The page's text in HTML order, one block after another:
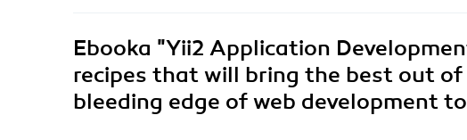
Ebooka "Yii2 Application
recipes that will bring the best out
bleeding edge of web development